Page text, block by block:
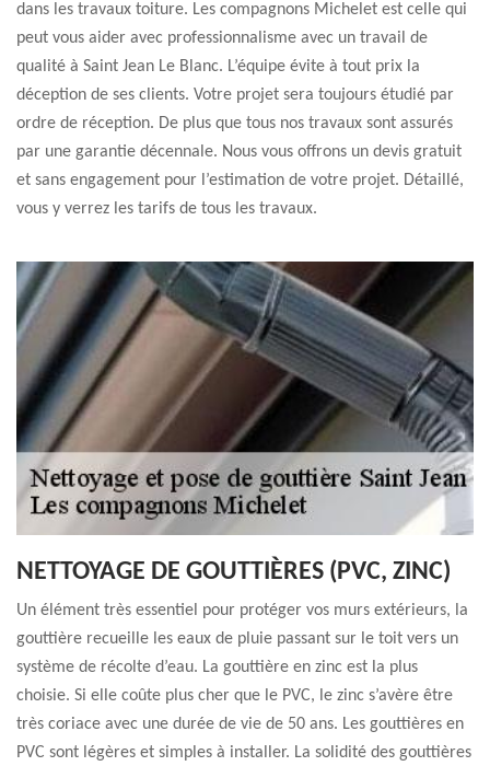
dans les travaux toiture. Les compagnons Michelet est celle qui
peut vous aider avec professionnalisme avec un travail de
qualité à Saint Jean Le Blanc. L’équipe évite à tout prix la
déception de ses clients. Votre projet sera toujours étudié par
ordre de réception. De plus que tous nos travaux sont assurés
par une garantie décennale. Nous vous offrons un devis gratuit
et sans engagement pour l’estimation de votre projet. Détaillé,
vous y verrez les tarifs de tous les travaux.
NETTOYAGE DE GOUTTIÈRES (PVC, ZINC)
Un élément très essentiel pour protéger vos murs extérieurs, la
gouttière recueille les eaux de pluie passant sur le toit vers un
système de récolte d’eau. La gouttière en zinc est la plus
choisie. Si elle coûte plus cher que le PVC, le zinc s’avère être
très coriace avec une durée de vie de 50 ans. Les gouttières en
PVC sont légères et simples à installer. La solidité des gouttières